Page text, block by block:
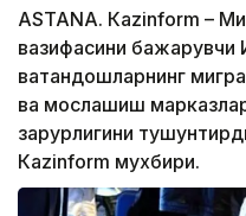
ASTANА. Кazinform –
вазифасини бажарувчи
ватандошларнинг
ва мослашиш
зарурлигини
Кazinform мухбири.